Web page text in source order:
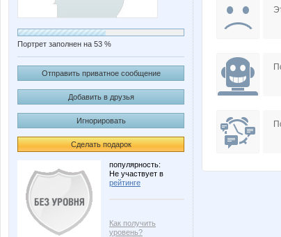
Портрет заполнен на 53 %
Отправить приватное сообщение
Добавить в друзья
Игнорировать
Сделать подарок
популярность:
Не участвует в
рейтинге
Как получить
уровень?